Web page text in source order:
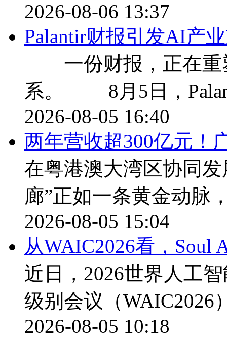
2026-08-06 13:37
Palantir财报引发AI产
一份财报，正在重
系。 8月5日，
2026-08-05 16:40
两年营收超300亿元！
在粤港澳大湾区协同
廊”正如一条黄金动脉
2026-08-05 15:04
从WAIC2026看，Soul
近日，2026世界人工
级别会议（WAIC2026
2026-08-05 10:18